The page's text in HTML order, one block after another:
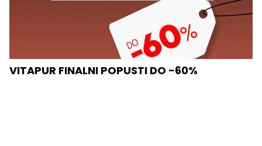
VITAPUR FINALNI POPUSTI DO -60%